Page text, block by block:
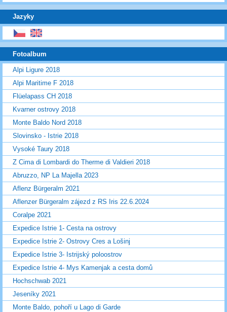
Jazyky
Fotoalbum
Alpi Ligure 2018
Alpi Maritime F 2018
Flüelapass CH 2018
Kvarner ostrovy 2018
Monte Baldo Nord 2018
Slovinsko - Istrie 2018
Vysoké Taury 2018
Z Cima di Lombardi do Therme di Valdieri 2018
Abruzzo, NP La Majella 2023
Aflenz Bürgeralm 2021
Aflenzer Bürgeralm zájezd z RS Iris 22.6.2024
Coralpe 2021
Expedice Istrie 1- Cesta na ostrovy
Expedice Istrie 2- Ostrovy Cres a Lošinj
Expedice Istrie 3- Istrijský poloostrov
Expedice Istrie 4- Mys Kamenjak a cesta domů
Hochschwab 2021
Jeseníky 2021
Monte Baldo, pohoří u Lago di Garde